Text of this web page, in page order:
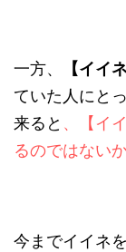
一方、 【イイ
ていた人にと
来ると 、【イ
るのではない
今までイイネ